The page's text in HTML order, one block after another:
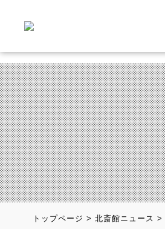
トップページ > 北斎館ニュース >